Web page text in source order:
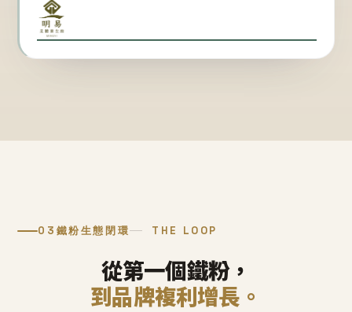
03 鐵粉生態閉環 THE LOOP
從第一個鐵粉，
到品牌複利增長。